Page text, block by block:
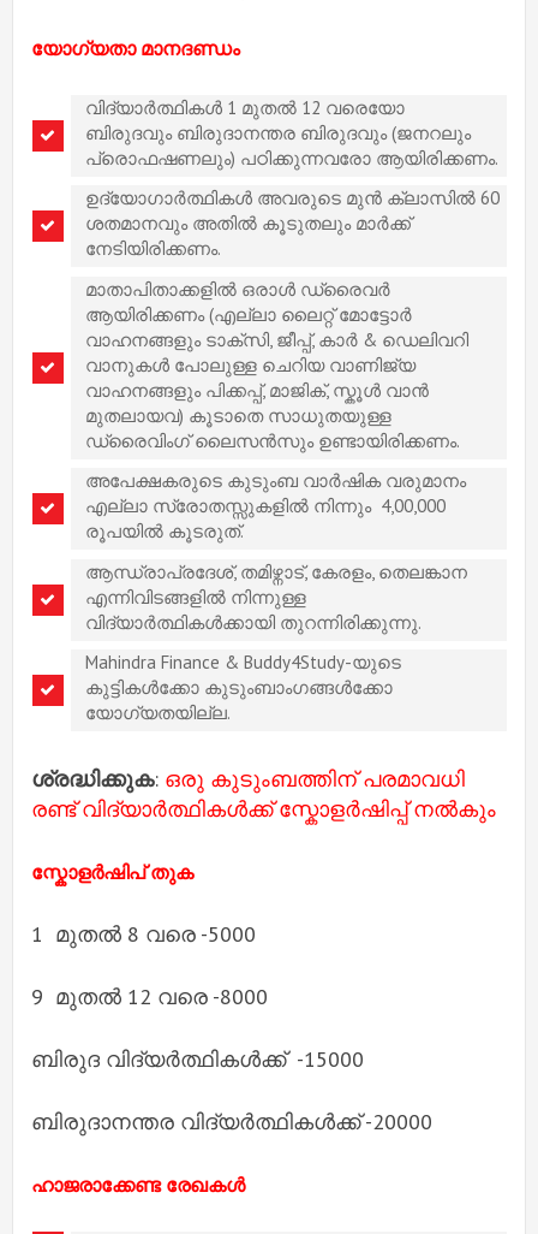
യോഗ്യതാ മാനദണ്ഡം
വിദ്യാർത്ഥികൾ 1 മുതൽ 12 വരെയോ
ബിരുദവും ബിരുദാനന്തര ബിരുദവും (ജനറലും
പ്രൊഫഷണലും) പഠിക്കുന്നവരോ ആയിരിക്കണം.
ഉദ്യോഗാർത്ഥികൾ അവരുടെ മുൻ ക്ലാസിൽ 60
ശതമാനവും അതിൽ കൂടുതലും മാർക്ക്
നേടിയിരിക്കണം.
മാതാപിതാക്കളിൽ ഒരാൾ ഡ്രൈവർ
ആയിരിക്കണം (എല്ലാ ലൈറ്റ് മോട്ടോർ
വാഹനങ്ങളും ടാക്സി, ജീപ്പ്, കാർ & ഡെലിവറി
വാനുകൾ പോലുള്ള ചെറിയ വാണിജ്യ
വാഹനങ്ങളും പിക്കപ്പ്, മാജിക്, സ്കൂൾ വാൻ
മുതലായവ) കൂടാതെ സാധുതയുള്ള
ഡ്രൈവിംഗ് ലൈസൻസും ഉണ്ടായിരിക്കണം.
അപേക്ഷകരുടെ കുടുംബ വാർഷിക വരുമാനം
എല്ലാ സ്രോതസ്സുകളിൽ നിന്നും 4,00,000
രൂപയിൽ കൂടരുത്.
ആന്ധ്രാപ്രദേശ്, തമിഴ്നാട്, കേരളം, തെലങ്കാന
എന്നിവിടങ്ങളിൽ നിന്നുള്ള
വിദ്യാർത്ഥികൾക്കായി തുറന്നിരിക്കുന്നു.
Mahindra Finance & Buddy4Study-യുടെ
കുട്ടികൾക്കോ കുടുംബാംഗങ്ങൾക്കോ
യോഗ്യതയില്ല.
ശ്രദ്ധിക്കുക: ഒരു കുടുംബത്തിന് പരമാവധി
രണ്ട് വിദ്യാർത്ഥികൾക്ക് സ്കോളർഷിപ്പ് നൽകും
സ്കോളർഷിപ് തുക
1 മുതൽ 8 വരെ -5000
9 മുതൽ 12 വരെ -8000
ബിരുദ വിദ്യർത്ഥികൾക്ക് -15000
ബിരുദാനന്തര വിദ്യർത്ഥികൾക്ക് -20000
ഹാജരാക്കേണ്ട രേഖകൾ